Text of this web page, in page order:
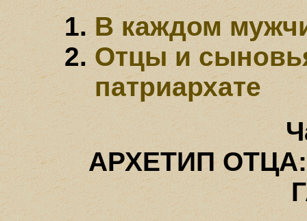
В каждом
Отцы и
патриархате
АРХЕТИП